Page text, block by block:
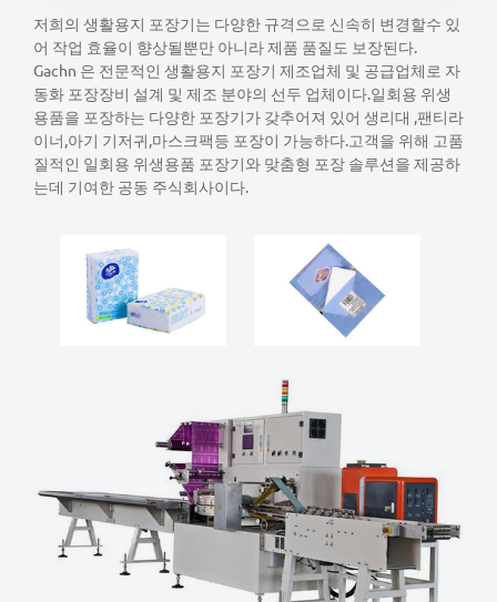
저희의 생활용지 포장기는 다양한 규격으로 신속히 변경할수 있
어 작업 효율이 향상될뿐만 아니라 제품 품질도 보장된다.
Gachn 은 전문적인 생활용지 포장기 제조업체 및 공급업체로 자
동화 포장장비 설계 및 제조 분야의 선두 업체이다.일회용 위생
용품을 포장하는 다양한 포장기가 갖추어져 있어 생리대 ,팬티라
이너,아기 기저귀,마스크팩등 포장이 가능하다.고객을 위해 고품
질적인 일회용 위생용품 포장기와 맞춤형 포장 솔루션을 제공하
는데 기여한 공동 주식회사이다.